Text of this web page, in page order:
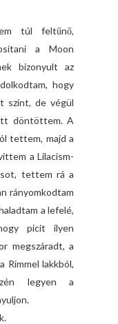
túl feltűnő,
a Moon
bizonyult az
hogy
színt, de végül
döntöttem. A
tettem, majd a
a Lilacism-
tettem rá a
rányomkodtam
a lefelé,
picit ilyen
megszáradt, a
Rimmel lakkból,
legyen a